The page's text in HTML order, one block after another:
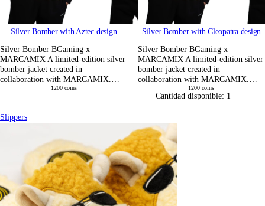
Silver Bomber with Aztec design
Silver Bomber BGaming x
MARCAMIX A limited-edition silver
bomber jacket created in
collaboration with MARCAMIX.…
1200 coins
Silver Bomber with Cleopatra design
Silver Bomber BGaming x
MARCAMIX A limited-edition silver
bomber jacket created in
collaboration with MARCAMIX.…
1200coins
Cantidad disponible: 1
Slippers